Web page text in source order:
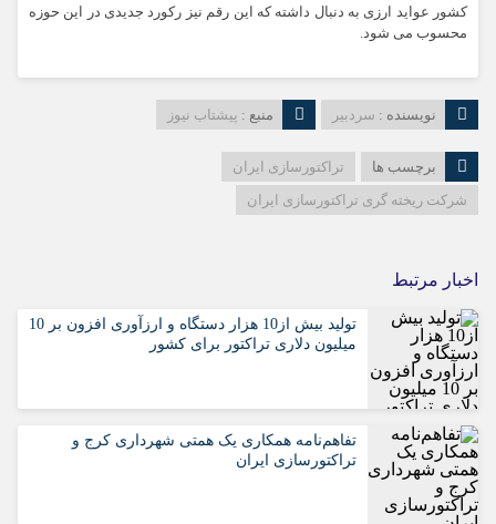
کشور عواید ارزی به دنبال داشته که این رقم نیز رکورد جدیدی در این حوزه
محسوب می شود.
نویسنده : سردبیر منبع : پیشتاب نیوز
برچسب ها
تراکتورسازی ایران
شرکت ریخته گری تراکتورسازی ایران
اخبار مرتبط
تولید بیش از10 هزار دستگاه و ارزآوری افزون بر 10
میلیون دلاری تراکتور برای کشور
تفاهم‌نامه همکاری یک همتی شهرداری کرج و
تراکتورسازی ایران